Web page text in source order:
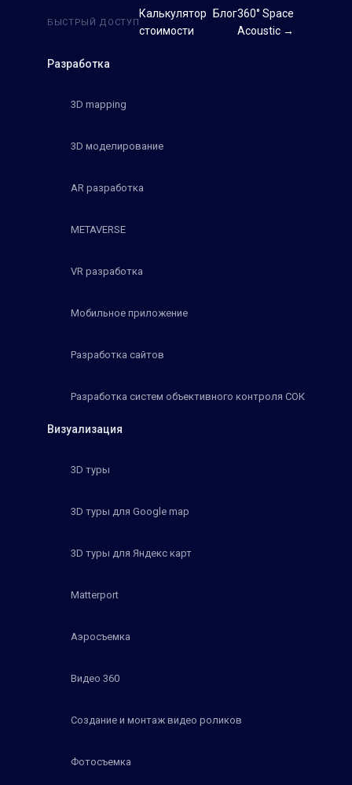
Разработка
3D mapping
3D моделирование
AR разработка
METAVERSE
VR разработка
Мобильное приложение
Разработка сайтов
Разработка систем объективного контроля СОК
Визуализация
3D туры
3D туры для Google map
3D туры для Яндекс карт
Matterport
Аэросъемка
Видео 360
Создание и монтаж видео роликов
Фотосъемка
БЫСТРЫЙ ДОСТУП
Калькулятор
стоимости
Блог360° Space
Acoustic →